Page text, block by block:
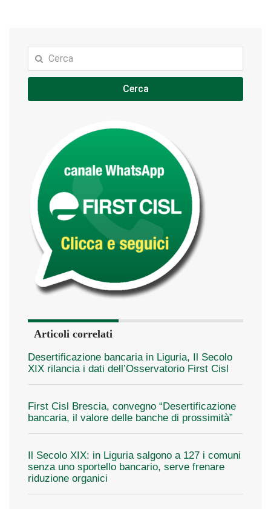
Cerca
Articoli correlati
Desertificazione bancaria in Liguria, Il Secolo
XIX rilancia i dati dell’Osservatorio First Cisl
First Cisl Brescia, convegno “Desertificazione
bancaria, il valore delle banche di prossimità”
Il Secolo XIX: in Liguria salgono a 127 i comuni
senza uno sportello bancario, serve frenare
riduzione organici